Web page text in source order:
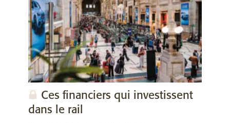
Ces financiers qui investissent
dans le rail